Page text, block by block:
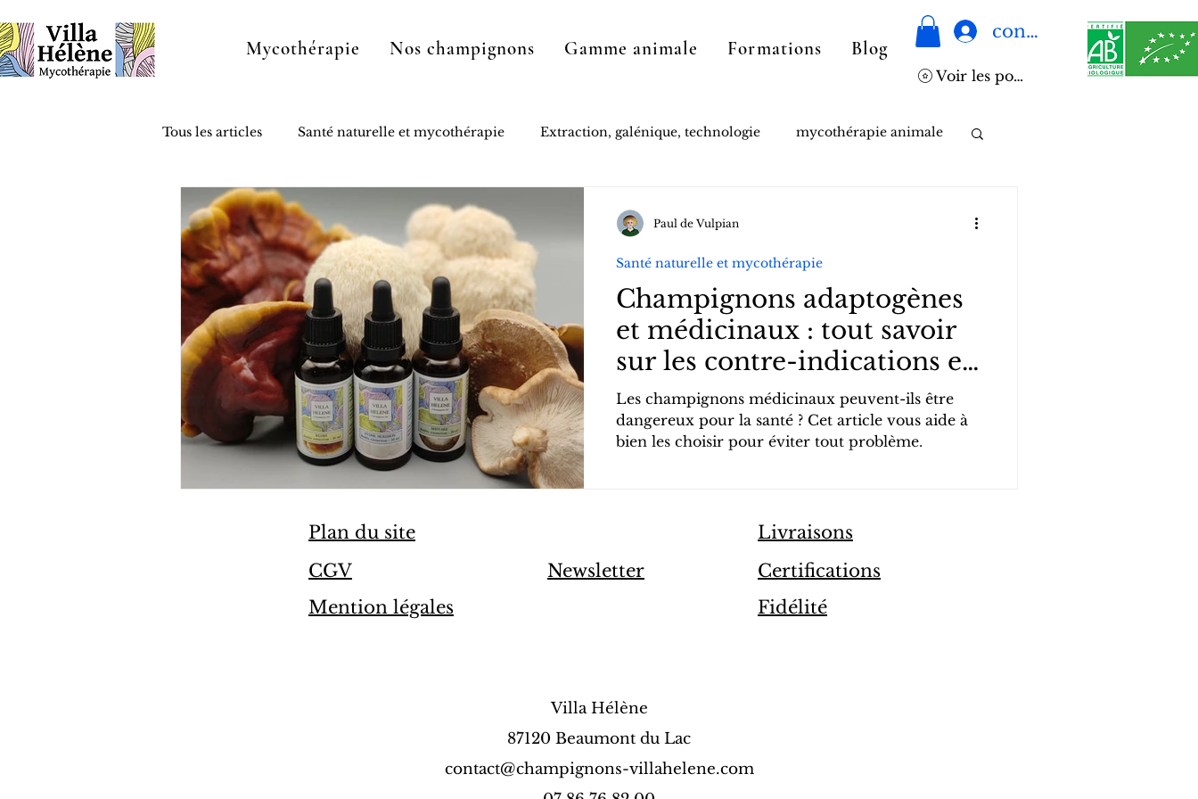
Mycothérapie Nos champignons Gamme animale Formations Blog
connexion
Voir les points
Tous les articles Santé naturelle et mycothérapie Extraction, galénique, technologie mycothérapie animale
Humeur de producteur
Champignons adaptogènes
et médicinaux : tout savoir
sur les contre-indications et
leurs dangers potentiels.
Les champignons médicinaux peuvent-ils être
dangereux pour la santé ? Cet article vous aide à
bien les choisir pour éviter tout problème.
Santé naturelle et mycothérapie
Paul de Vulpian
Plan du site
CGV
Newsletter
Mention légales
Livraisons
Certifications
Fidélité
Villa Hélène
87120 Beaumont du Lac
contact@champignons-villahelene.com